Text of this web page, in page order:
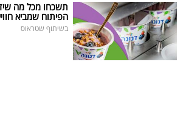
תשכחו מכל מה
הפיתוח שמביא
בשיתוף שטראוס